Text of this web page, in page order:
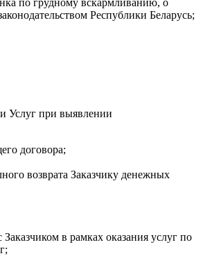
Республики Беларусь;
Услуг при выявлении
договора;
возврата Заказчику денежных
в рамках оказания услуг по